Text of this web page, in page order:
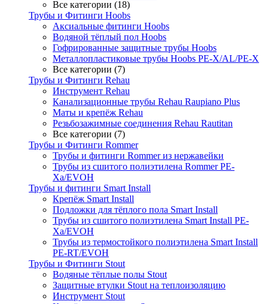
Все категории (18)
Трубы и Фитинги Hoobs
Аксиальные фитинги Hoobs
Водяной тёплый пол Hoobs
Гофрированные защитные трубы Hoobs
Металлопластиковые трубы Hoobs PE-X/AL/PE-X
Все категории (7)
Трубы и Фитинги Rehau
Инструмент Rehau
Канализационные трубы Rehau Raupiano Plus
Маты и крепёж Rehau
Резьбозажимные соединения Rehau Rautitan
Все категории (7)
Трубы и Фитинги Rommer
Трубы и фитинги Rommer из нержавейки
Трубы из сшитого полиэтилена Rommer PE-
Xa/EVOH
Трубы и фитинги Smart Install
Крепёж Smart Install
Подложки для тёплого пола Smart Install
Трубы из сшитого полиэтилена Smart Install PE-
Xa/EVOH
Трубы из термостойкого полиэтилена Smart Install
PE-RT/EVOH
Трубы и Фитинги Stout
Водяные тёплые полы Stout
Защитные втулки Stout на теплоизоляцию
Инструмент Stout